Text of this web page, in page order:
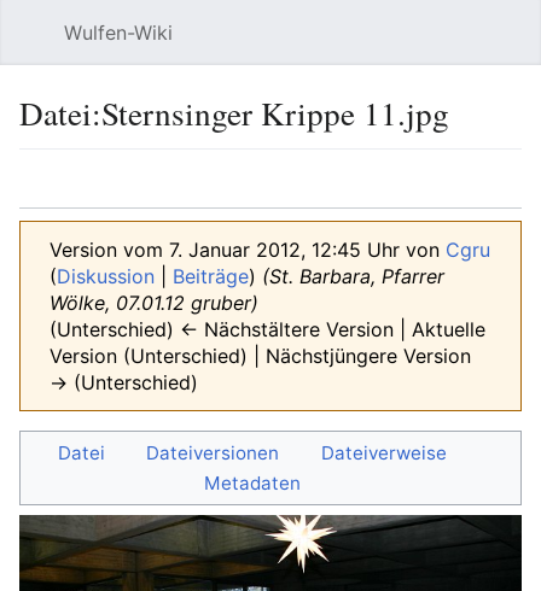
Wulfen-Wiki
Datei:Sternsinger Krippe 11.jpg
Version vom 7. Januar 2012, 12:45 Uhr von Cgru
(Diskussion Beiträge) (St. Barbara, Pfarrer
Wölke, 07.01.12 gruber)
(Unterschied) ← Nächstältere Version | Aktuelle
Version (Unterschied) | Nächstjüngere Version
→ (Unterschied)
Datei Dateiversionen
Dateiverweise
Metadaten